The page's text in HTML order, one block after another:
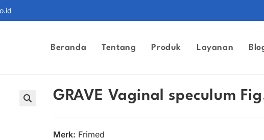
Beranda Tentang Produk Layanan
GRAVE Vaginal speculum
Merk: Frimed